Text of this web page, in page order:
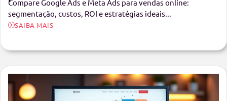
Compare Google Ads e Meta Ads para vendas online:
segmentação, custos, ROI e estratégias ideais...
SAIBA MAIS